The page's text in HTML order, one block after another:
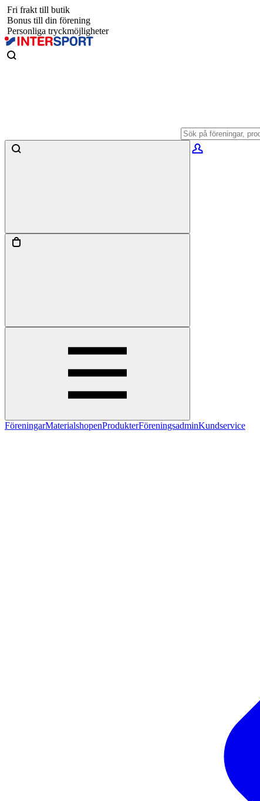
Fri frakt till butik
Bonus till din förening
Personliga tryckmöjligheter
FöreningarMaterialshopenProdukterFöreningsadminKundservice